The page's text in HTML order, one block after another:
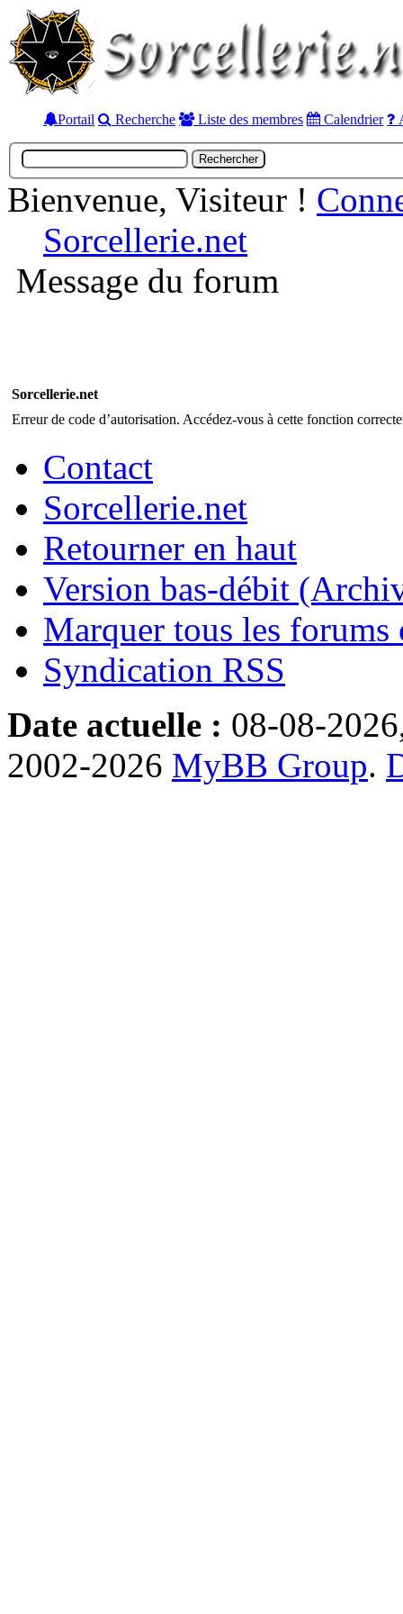
Portail Recherche Liste des membres Calendrier
Bienvenue, Visiteur !
Sorcellerie.net
Message du forum
Sorcellerie.net
Erreur de code d’autorisation. Accédez-vous à cette fonction
Contact
Sorcellerie.net
Retourner en haut
Version bas-débit
Marquer tous les forums
Syndication RSS
Date actuelle : 08-08-
2002-2026 MyBB Group.